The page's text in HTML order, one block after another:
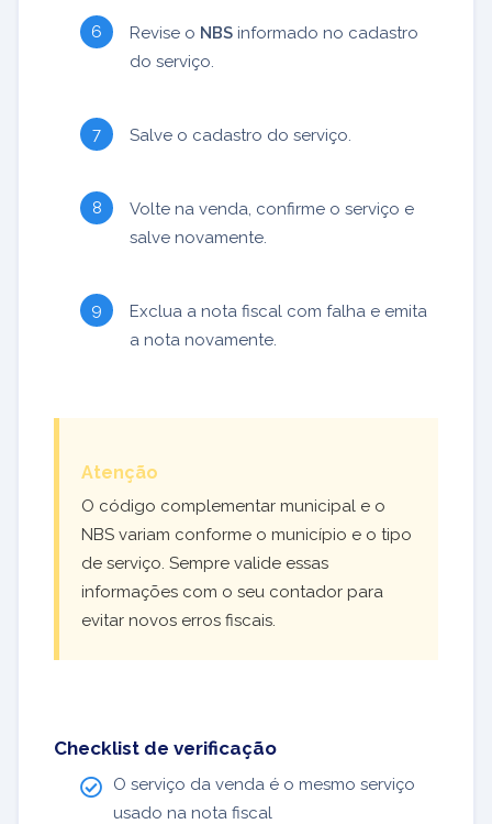
Revise o NBS informado no cadastro
do serviço.
Salve o cadastro do serviço.
Volte na venda, confirme o serviço e
salve novamente.
Exclua a nota fiscal com falha e emita
a nota novamente.
Atenção
O código complementar municipal e o
NBS variam conforme o município e o tipo
de serviço. Sempre valide essas
informações com o seu contador para
evitar novos erros fiscais.
Checklist de verificação
O serviço da venda é o mesmo serviço
usado na nota fiscal